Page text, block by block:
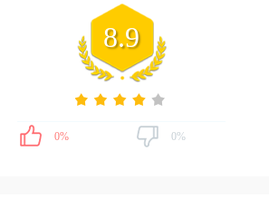
8.9
0% 0%